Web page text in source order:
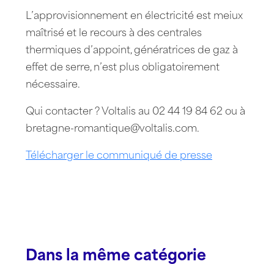
L’approvisionnement en électricité est meiux
maîtrisé et le recours à des centrales
thermiques d’appoint, génératrices de gaz à
effet de serre, n’est plus obligatoirement
nécessaire.
Qui contacter ? Voltalis au 02 44 19 84 62 ou à
bretagne-romantique@voltalis.com.
Télécharger le communiqué de presse
Dans la même catégorie